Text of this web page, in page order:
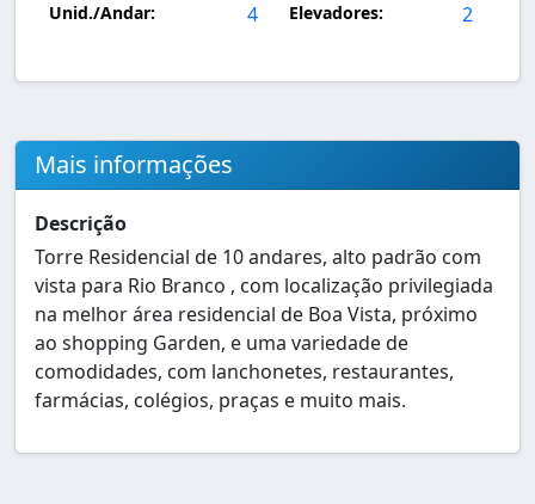
Unid./Andar: 4 Elevadores: 2
Mais informações
Descrição
Torre Residencial de 10 andares, alto padrão com
vista para Rio Branco , com localização privilegiada
na melhor área residencial de Boa Vista, próximo
ao shopping Garden, e uma variedade de
comodidades, com lanchonetes, restaurantes,
farmácias, colégios, praças e muito mais.